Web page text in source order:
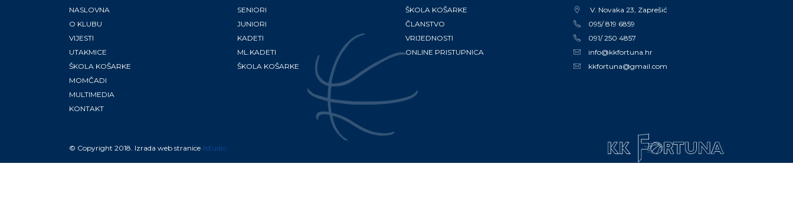
NASLOVNA
O KLUBU
VIJESTI
UTAKMICE
ŠKOLA KOŠARKE
MOMČADI
MULTIMEDIA
KONTAKT
SENIORI
JUNIORI
KADETI
ML.KADETI
ŠKOLA KOŠARKE
ŠKOLA KOŠARKE
ČLANSTVO
VRIJEDNOSTI
ONLINE PRISTUPNICA
V. Novaka 23, Zaprešić
095/ 819 6859
091/ 250 4857
info@kkfortuna.hr
kkfortuna@gmail.com
© Copyright 2018. Izrada web stranice ilstudio